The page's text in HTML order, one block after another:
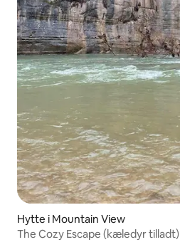
Hytte i Mountain View
The Cozy Escape (kæledyr tilladt)